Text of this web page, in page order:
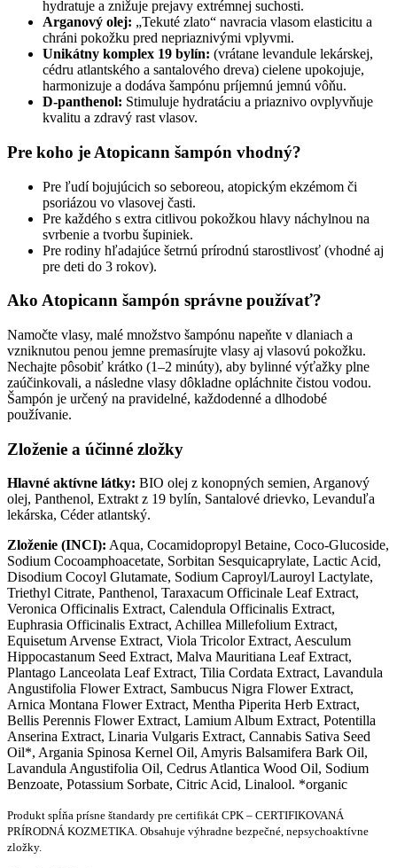
hydratuje a znižuje prejavy extrémnej suchosti.
Arganový olej: „Tekuté zlato“ navracia vlasom elasticitu a
chráni pokožku pred nepriaznivými vplyvmi.
Unikátny komplex 19 bylín: (vrátane levandule lekárskej,
cédru atlantského a santalového dreva) cielene upokojuje,
harmonizuje a dodáva šampónu príjemnú jemnú vôňu.
D-panthenol: Stimuluje hydratáciu a priaznivo ovplyvňuje
kvalitu a zdravý rast vlasov.
Pre koho je Atopicann šampón vhodný?
Pre ľudí bojujúcich so seboreou, atopickým ekzémom či
psoriázou vo vlasovej časti.
Pre každého s extra citlivou pokožkou hlavy náchylnou na
svrbenie a tvorbu šupiniek.
Pre rodiny hľadajúce šetrnú prírodnú starostlivosť (vhodné aj
pre deti do 3 rokov).
Ako Atopicann šampón správne používať?
Namočte vlasy, malé množstvo šampónu napeňte v dlaniach a
vzniknutou penou jemne premasírujte vlasy aj vlasovú pokožku.
Nechajte pôsobiť krátko (1–2 minúty), aby bylinné výťažky plne
zaúčinkovali, a následne vlasy dôkladne opláchnite čistou vodou.
Šampón je určený na pravidelné, každodenné a dlhodobé
používanie.
Zloženie a účinné zložky
Hlavné aktívne látky: BIO olej z konopných semien, Arganový
olej, Panthenol, Extrakt z 19 bylín, Santalové drievko, Levanduľa
lekárska, Céder atlantský.
Zloženie (INCI): Aqua, Cocamidopropyl Betaine, Coco-Glucoside,
Sodium Cocoamphoacetate, Sorbitan Sesquicaprylate, Lactic Acid,
Disodium Cocoyl Glutamate, Sodium Caproyl/Lauroyl Lactylate,
Triethyl Citrate, Panthenol, Taraxacum Officinale Leaf Extract,
Veronica Officinalis Extract, Calendula Officinalis Extract,
Euphrasia Officinalis Extract, Achillea Millefolium Extract,
Equisetum Arvense Extract, Viola Tricolor Extract, Aesculum
Hippocastanum Seed Extract, Malva Mauritiana Leaf Extract,
Plantago Lanceolata Leaf Extract, Tilia Cordata Extract, Lavandula
Angustifolia Flower Extract, Sambucus Nigra Flower Extract,
Arnica Montana Flower Extract, Mentha Piperita Herb Extract,
Bellis Perennis Flower Extract, Lamium Album Extract, Potentilla
Anserina Extract, Linaria Vulgaris Extract, Cannabis Sativa Seed
Oil*, Argania Spinosa Kernel Oil, Amyris Balsamifera Bark Oil,
Lavandula Angustifolia Oil, Cedrus Atlantica Wood Oil, Sodium
Benzoate, Potassium Sorbate, Citric Acid, Linalool. *organic
Produkt spĺňa prísne štandardy pre certifikát CPK – CERTIFIKOVANÁ
PRÍRODNÁ KOZMETIKA. Obsahuje výhradne bezpečné, nepsychoaktívne
zložky.